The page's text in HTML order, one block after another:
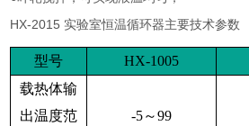
HX-2015 实验室恒温循环器主要技术参数
型号 HX-1005
载热体输
出温度范
-5～99